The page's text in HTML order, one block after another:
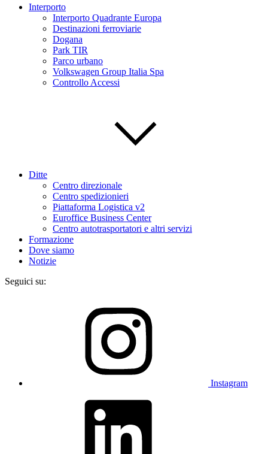
Interporto
Interporto Quadrante Europa
Destinazioni ferroviarie
Dogana
Park TIR
Parco urbano
Volkswagen Group Italia Spa
Controllo Accessi
Ditte
Centro direzionale
Centro spedizionieri
Piattaforma Logistica v2
Euroffice Business Center
Centro autotrasportatori e altri servizi
Formazione
Dove siamo
Notizie
Seguici su:
Instagram